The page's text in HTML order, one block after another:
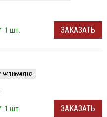
1 шт. ЗАКАЗАТЬ
9418690102
1 шт. ЗАКАЗАТЬ